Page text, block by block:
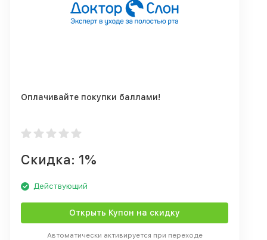
Оплачивайте покупки баллами!
Скидка: 1%
Действующий
Открыть Купон на скидку
Автоматически активируется при переходе